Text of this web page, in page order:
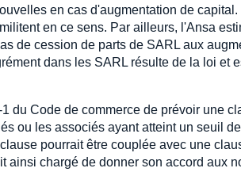
en cas d'augmentation de
en ce sens. Par ailleurs, l'Ansa
de cession de parts de SARL aux
dans les SARL résulte de la loi et
du Code de commerce de prévoir une
ou les associés ayant atteint un seuil
pourrait être couplée avec une
ainsi chargé de donner son accord aux